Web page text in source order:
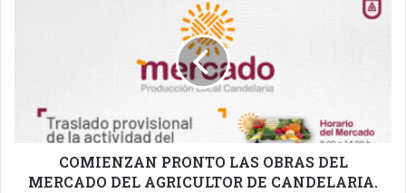
AGRICULTOR
CANDELARIA.COMIENZAN PRONTO LAS OBRAS DEL
MERCADO DEL AGRICULTOR DE CANDELARIA.